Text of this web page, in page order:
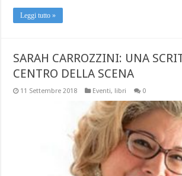
Leggi tutto »
SARAH CARROZZINI: UNA
CENTRO DELLA SCENA
11 Settembre 2018 Eventi, libri 0